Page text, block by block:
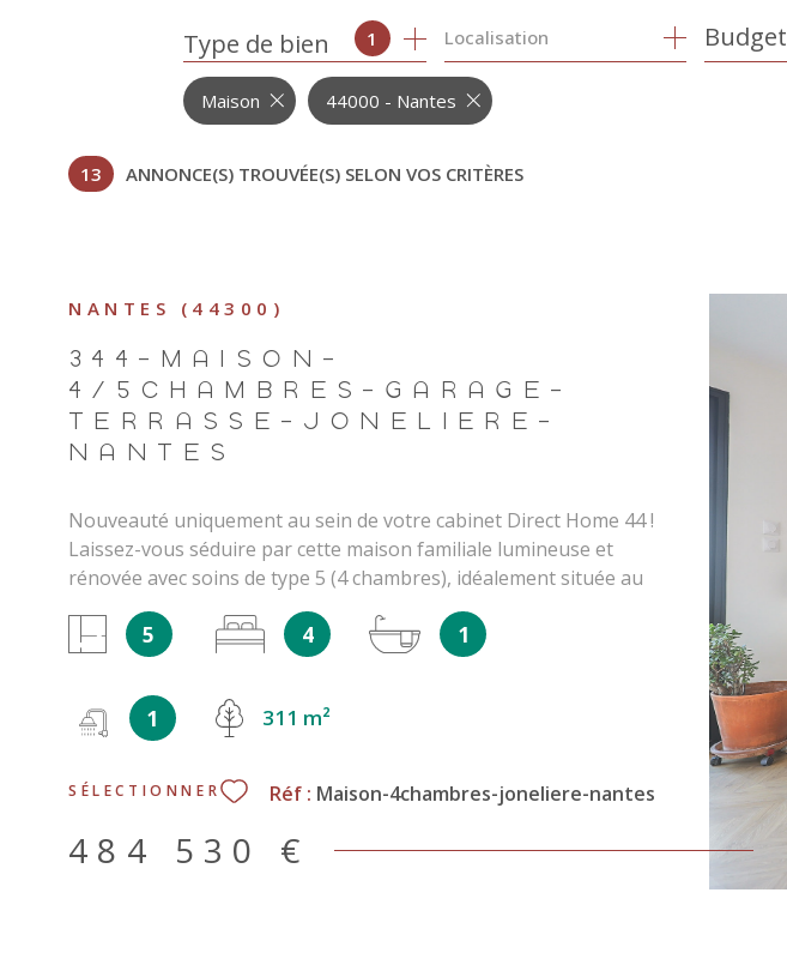
DE L'ANCIEN
DU NEUF
DE L'IMMO PRO
À L'ANNÉE
Type de bien 1 Localisation Budget
Maison 44000 - Nantes
13 ANNONCE(S) TROUVÉE(S) SELON VOS CRITÈRES
NANTES (44300)
344-MAISON-
4/5CHAMBRES-GARAGE-
TERRASSE-JONELIERE-
NANTES
Nouveauté uniquement au sein de votre cabinet Direct Home 44 !
Laissez-vous séduire par cette maison familiale lumineuse et
rénovée avec soins de type 5 (4 chambres), idéalement située au
cœur du secteur recherché de la Jonelière, à Nantes, à l’abri des
axes passants tout en profitant d’un accès immédiat à l’ensemble
des commodités. Cette maison soignée développe environ 119 m²
au sol + pres de 18 m² de surfaces annexes habitables (garage)
sur une parcelle de 311 m². La situation géographique : Arrêt de
(ligne 2) à 600 m (arrêt recteur Schmitt) École à moins de 150 m
Les bords de l'Erdre à 550 m Accès rapide au périphérique
nantais tout en conservant un environnement paisible La
configuration des lieux : Au rez-de-chaussée : Une entrée
5 4 1
1 311 m²
SÉLECTIONNER Réf : Maison-4chambres-joneliere-nantes
484 530 €